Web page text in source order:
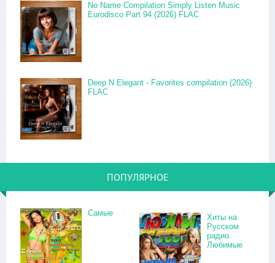
No Name Compilation Simply Listen Music
Eurodisco Part 94 (2026) FLAC
Deep N Elegant - Favorites compilation (2026)
FLAC
ПОПУЛЯРНОЕ
Самые
Хиты на
Русском
радио.
Любимые